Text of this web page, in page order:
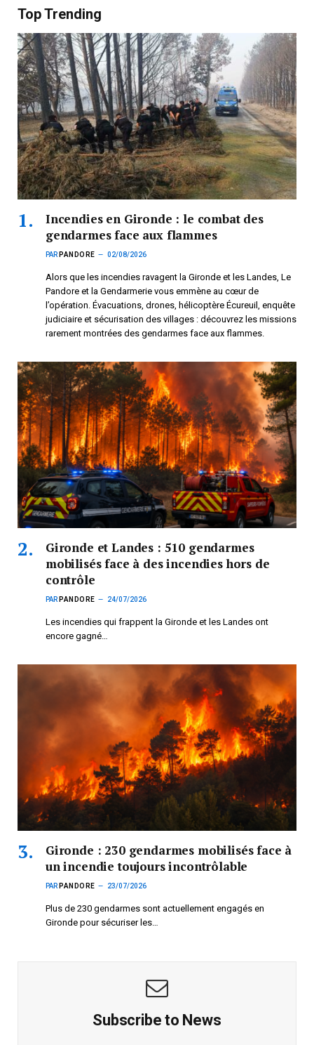
Top Trending
Incendies en Gironde : le combat des
gendarmes face aux flammes
PAR PANDORE 02/08/2026
Alors que les incendies ravagent la Gironde et les Landes, Le
Pandore et la Gendarmerie vous emmène au cœur de
l’opération. Évacuations, drones, hélicoptère Écureuil, enquête
judiciaire et sécurisation des villages : découvrez les missions
rarement montrées des gendarmes face aux flammes.
Gironde et Landes : 510 gendarmes
mobilisés face à des incendies hors de
contrôle
PAR PANDORE 24/07/2026
Les incendies qui frappent la Gironde et les Landes ont
encore gagné…
Gironde : 230 gendarmes mobilisés face à
un incendie toujours incontrôlable
PAR PANDORE 23/07/2026
Plus de 230 gendarmes sont actuellement engagés en
Gironde pour sécuriser les…
Subscribe to News